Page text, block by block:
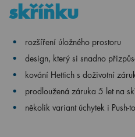
skříňku
rozšíření úložného prostoru
design, který si snadno
kování Hettich s doživotní
prodloužená záruka 5 let na
několik variant úchytek i Push-